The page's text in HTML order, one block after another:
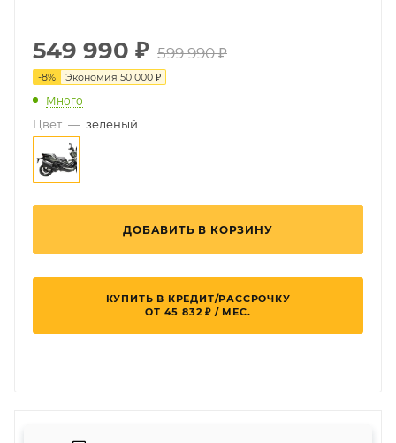
549 990 ₽ 599 990 ₽
-8% Экономия 50 000 ₽
Много
Цвет — зеленый
ДОБАВИТЬ В КОРЗИНУ
КУПИТЬ В КРЕДИТ/РАССРОЧКУ
ОТ 45 832 ₽ / МЕС.